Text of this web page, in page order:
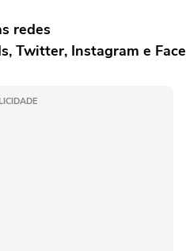
redes
Twitter, Instagram e